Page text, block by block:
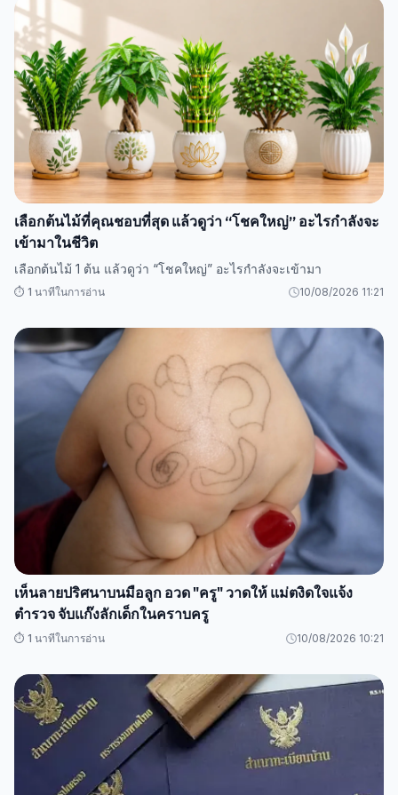
เลือกต้นไม้ที่คุณชอบที่สุด แล้วดูว่า “โชคใหญ่” อะไรกำลังจะ
เข้ามาในชีวิต
เลือกต้นไม้ 1 ต้น แล้วดูว่า “โชคใหญ่” อะไรกำลังจะเข้ามา
⏱️ 1 นาทีในการอ่าน 10/08/2026 11:21
เห็นลายปริศนาบนมือลูก อวด "ครู" วาดให้ แม่ตงิดใจแจ้ง
ตำรวจ จับแก๊งลักเด็กในคราบครู
⏱️ 1 นาทีในการอ่าน 10/08/2026 10:21